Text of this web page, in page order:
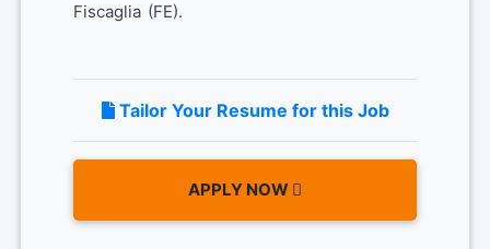
Fiscaglia (FE).
Tailor Your Resume for this Job
APPLY NOW